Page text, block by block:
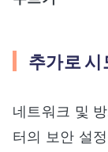
추가로
네트워크 및
터의 보안 설